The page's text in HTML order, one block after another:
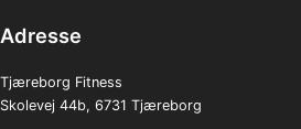
Adresse
Tjæreborg Fitness
Skolevej 44b, 6731 Tjæreborg